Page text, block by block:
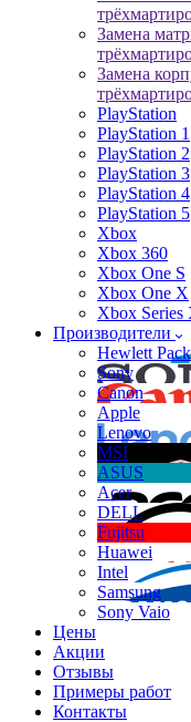
Замена
Замена
PlayStation
PlayStation 1
PlayStation 2
PlayStation 3
PlayStation 4
PlayStation 5
Xbox
Xbox 360
Xbox One S
Xbox One X
Xbox Series
Производители
Hewlett
Sony
Canon
Apple
Lenovo
MSI
ASUS
Acer
DELL
Fujitsu
Huawei
Intel
Samsung
Sony Vaio
Цены
Акции
Отзывы
Примеры работ
Контакты